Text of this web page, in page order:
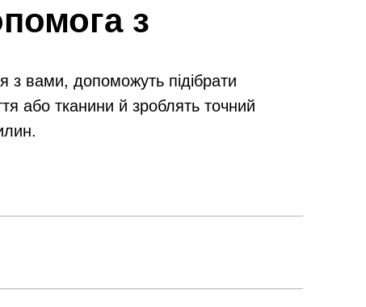
з
з вами, допоможуть підібрати
або тканини й зроблять точний